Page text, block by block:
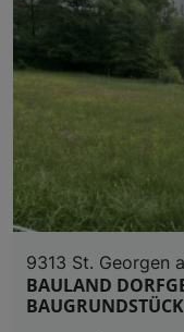
9313 St. Georgen
BAULAND